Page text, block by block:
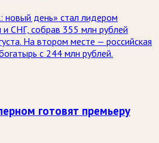
новый день» стал лидером
и СНГ, собрав 355 млн рублей
На втором месте — российская
с 244 млн рублей.
готовят премьеру